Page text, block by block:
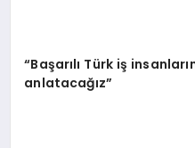
“Başarılı Türk iş
anlatacağız”